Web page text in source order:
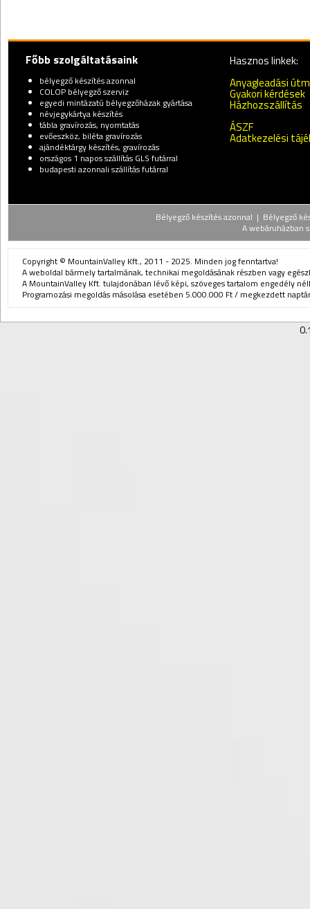
Főbb szolgáltatásaink
bélyegző készítés azonnal
COLOP bélyegző szerviz
egyedi mintázatú bélyegzőházak gyártása
névjegykártya készítés
tábla gravírozás, nyomtatás
evőeszköz, biléta gravírozás
ajándéktárgy készítés, gravírozás
országos 1 napos szállítás GLS futárral
budapesti azonnali szállítás futárral
Hasznos linkek:
Anyagleadási
Gyakori kérdések
Házhozszállítás
ÁSZF
Adatkezelési
Bélyegző készítés azonnal | Bélyegző
A webáruházban
Copyright © MountainValley Kft., 2011 - 2025. Minden jog fenntartva!
A weboldal bármely tartalmának, technikai megoldásának részben vagy
A MountainValley Kft. tulajdonában lévő képi, szöveges tartalom engedély
Programozási megoldás másolása esetében 5.000.000 Ft / megkezdett